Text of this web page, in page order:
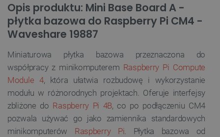
Opis produktu: Mini Base Board A -
płytka bazowa do Raspberry Pi CM4 -
Waveshare 19887
Miniaturowa płytka bazowa przeznaczona do
współpracy z minikomputerem Raspberry Pi Compute
Module 4, która ułatwia rozbudowę i wykorzystanie
modułu w różnorodnych projektach. Oferuje interfejsy
zbliżone do Raspberry Pi 4B, co po podłączeniu CM4
pozwala używać go jako zamiennika standardowych
minikomputerów Raspberry Pi. Płytka bazowa od